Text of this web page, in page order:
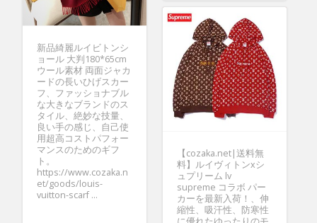
新品綺麗ルイビトンシ
ョール 大判180*65cm
ウール素材 両面ジャカ
ードの長いひげスカー
フ、ファッショナブル
な大きなブランドのス
タイル、絶妙な技量、
良い手の感じ、自己使
用超高コストパフォー
マンスのためのギフ
ト。
https://www.cozaka.n
et/goods/louis-
vuitton-scarf ...
【cozaka.net|送料無
料】ルイヴィトンxシ
ュプリーム lv
supreme コラボ パー
カーを最新入荷！、伸
縮性、吸汗性、防寒性